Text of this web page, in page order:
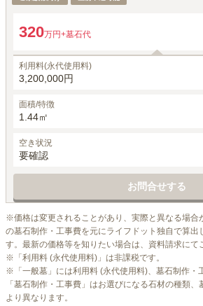
320万円+墓石代
利用料(永代使用料)
3,200,000円
面積/特徴
1.44㎡
空き状況
要確認
お問合せする
※価格は変更されることがあり、実際と異なる場合
の墓石制作・工事費を元にライフドット独自で算出
す。最新の価格等を知りたい場合は、資料請求にて
※「利用料 (永代使用料)」は非課税です。
※「一般墓」には利用料 (永代使用料)、墓石制作・
「墓石制作・工事費」はお選びになる石材の種類
より異なります。